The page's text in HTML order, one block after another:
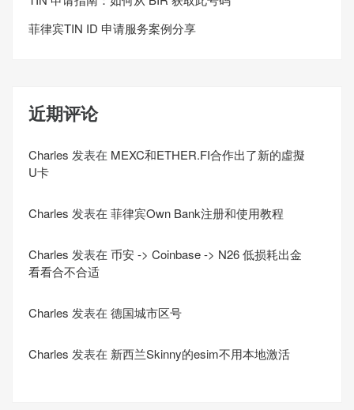
菲律宾TIN ID 申请服务案例分享
近期评论
Charles 发表在 MEXC和ETHER.FI合作出了新的虛擬
U卡
Charles 发表在 菲律宾Own Bank注册和使用教程
Charles 发表在 币安 -> Coinbase -> N26 低损耗出金
看看合不合适
Charles 发表在 德国城市区号
Charles 发表在 新西兰Skinny的esim不用本地激活